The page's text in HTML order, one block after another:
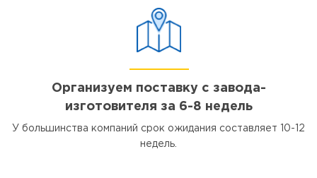
Организуем поставку с завода-
изготовителя за 6-8 недель
У большинства компаний срок ожидания составляет 10-12
недель.